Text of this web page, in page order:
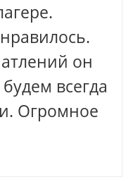
он
всегда
Огромное